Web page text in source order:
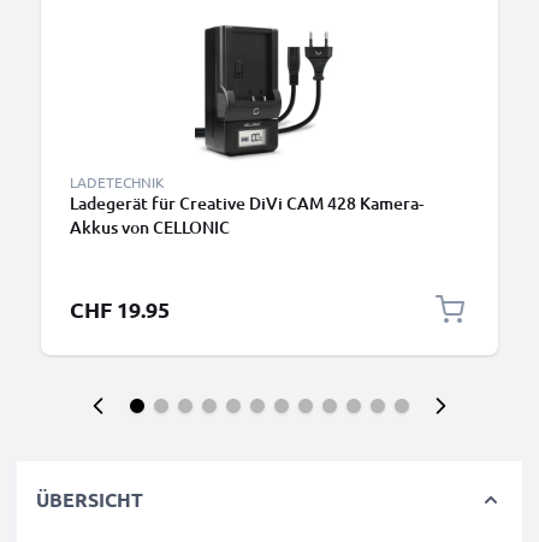
LADETECHNIK
Ladegerät für Creative DiVi CAM 428 Kamera-
Akkus von CELLONIC
CHF 19.95
ÜBERSICHT